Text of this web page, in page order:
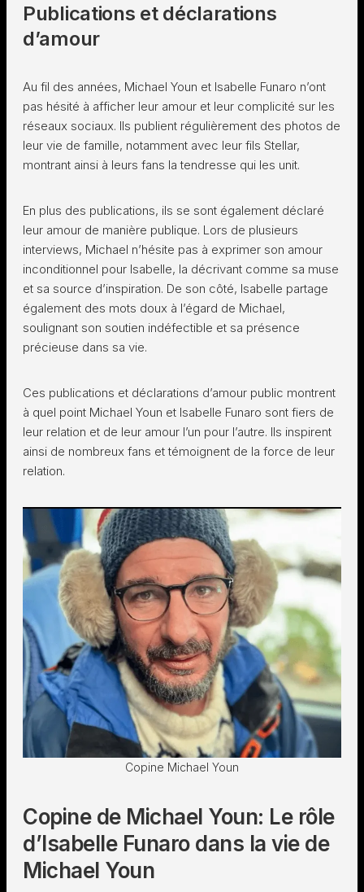
Publications et déclarations
d’amour
Au fil des années, Michael Youn et Isabelle Funaro n’ont
pas hésité à afficher leur amour et leur complicité sur les
réseaux sociaux. Ils publient régulièrement des photos de
leur vie de famille, notamment avec leur fils Stellar,
montrant ainsi à leurs fans la tendresse qui les unit.
En plus des publications, ils se sont également déclaré
leur amour de manière publique. Lors de plusieurs
interviews, Michael n’hésite pas à exprimer son amour
inconditionnel pour Isabelle, la décrivant comme sa muse
et sa source d’inspiration. De son côté, Isabelle partage
également des mots doux à l’égard de Michael,
soulignant son soutien indéfectible et sa présence
précieuse dans sa vie.
Ces publications et déclarations d’amour public montrent
à quel point Michael Youn et Isabelle Funaro sont fiers de
leur relation et de leur amour l’un pour l’autre. Ils inspirent
ainsi de nombreux fans et témoignent de la force de leur
relation.
Copine Michael Youn
Copine de Michael Youn: Le rôle
d’Isabelle Funaro dans la vie de
Michael Youn